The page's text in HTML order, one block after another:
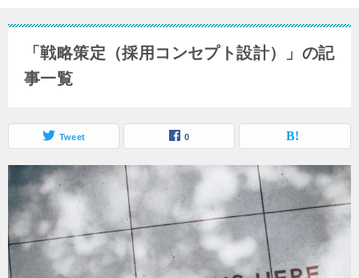
「戦略策定（採用コンセプト設計）」の記
事一覧
Tweet 0